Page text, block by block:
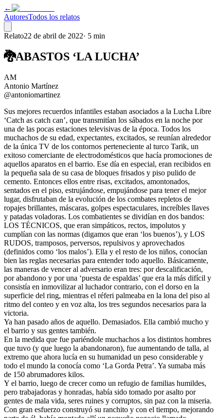
←
AutoresTodos los relatos
Relato22 de abril de 2022· 5 min
🐉ABASTOS ‘LA LUCHA’
AM
Antonio Martínez
@antoniomartinez
Sus mejores recuerdos infantiles estaban asociados a la Lucha Libre
‘Catch as catch can’, que transmitían los sábados en la noche por
una de las pocas estaciones televisivas de la época. Todos los
muchachos de su edad, expectantes, excitados, se reunían alrededor
de la única TV de los contornos perteneciente al turco Tarik, un
exitoso comerciante de electrodomésticos que hacía promociones de
aquellos aparatos en el barrio. Ese día en especial, eran recibidos en
la pequeña sala de su casa de bloques frisados y piso pulido de
cemento. Entonces ellos entre risas, excitados, amontonados,
sentados en el piso, estrujándose, empujándose para tener el mejor
lugar, disfrutaban de la evolución de los combates repletos de
ropajes brillantes, máscaras, golpes espectaculares, increíbles llaves
y patadas voladoras. Los combatientes se dividían en dos bandos:
LOS TÉCNICOS, que eran simpáticos, rectos, impolutos y
cumplían con las normas (digamos que eran ‘los buenos’), y LOS
RUDOS, tramposos, perversos, repulsivos y aprovechados
(definidos como ‘los malos’). Ella y el resto de los niños, conocían
bien las reglas necesarias para entender todo aquello. Básicamente,
las maneras de vencer al adversario eran tres: por descalificación,
por abandono y por una ‘puesta de espaldas’ que era la más difícil y
consistía en inmovilizar al luchador contrario, con el dorso en la
superficie del ring, mientras el réferi palmeaba en la lona del piso al
ritmo del conteo y en voz alta, los tres segundos necesarios para la
victoria.
Ya han pasado años de aquello. Demasiados. Ella cambió mucho y
el barrio y sus gentes también.
En la medida que fue pariéndole muchachos a los distintos hombres
que tuvo (y que luego la abandonaron), fue aumentando de talla, al
extremo que ahora lucía en su humanidad un peso considerable y
todo el mundo la conocía como ‘La Gorda Petra’. Ya sumaba más
de 150 abrumadores kilos.
Y el barrio, luego de crecer como un refugio de familias humildes,
pero trabajadoras y honradas, había sido tomado por asalto por
gentes de mala vida, seres ruines y corruptos, sin paz con la miseria.
Con gran esfuerzo construyó su ranchito y con el tiempo, mejorando